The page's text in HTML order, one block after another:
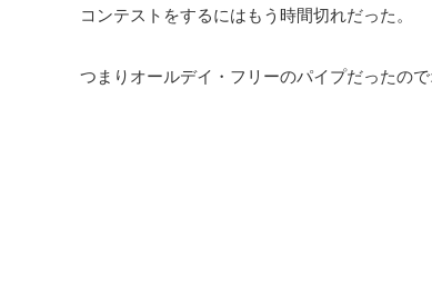
コンテストをするにはもう時間切れだった。
つまりオールデイ・フリーのパイプだったの